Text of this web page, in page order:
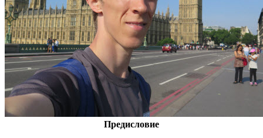
Предисловие